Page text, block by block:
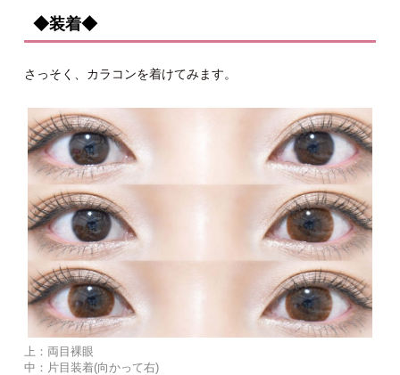
◆装着◆
さっそく、カラコンを着けてみます。
上：両目裸眼
中：片目装着(向かって右)